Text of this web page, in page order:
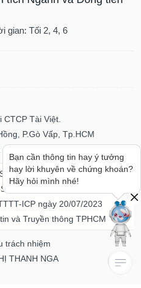
gian: Tối 2, 4, 6
Tài Việt.
P.Gò Vấp, Tp.HCM
Fax: (84.28) 3848 7237
ngày 04/11/2016
ngày 02/11/2017
ICP ngày 20/07/2023
và Truyền thông TPHCM
trách nhiệm
THANH NGA
Bạn cần thông tin hay ý tưởng
hay lời khuyên về chứng khoán?
Hãy hỏi mình nhé!